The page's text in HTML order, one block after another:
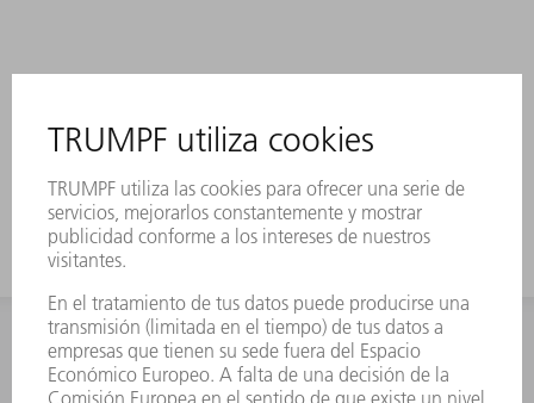
INFORMACIÓN
Preguntas más frecuentes